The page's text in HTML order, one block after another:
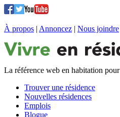
À propos | Annoncez | Nous joindre
La référence web en habitation
Trouver une résidence
Nouvelles résidences
Emplois
Blogue